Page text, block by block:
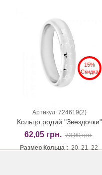
15%
Скидка
Артикул: 724619(2)
Кольцо родий "Звездочки"
62,05 грн. 73,00 грн.
Размер Кольца : 20 21 22